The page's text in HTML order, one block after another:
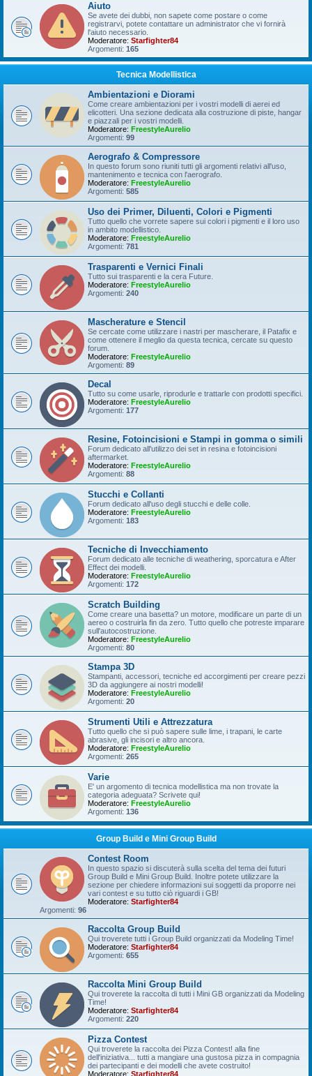
Aiuto
Se avete dei dubbi, non sapete come postare o come
registrarvi, potete contattare un administrator che vi fornirà
l'aiuto necessario.
Moderatore: Starfighter84
Argomenti: 165
Tecnica Modellistica
Ambientazioni e Diorami
Come creare ambientazioni per i vostri modelli di aerei ed
elicotteri. Una sezione dedicata alla costruzione di piste, hangar
e piazzali per i vostri modelli.
Moderatore: FreestyleAurelio
Argomenti: 99
Aerografo & Compressore
In questo forum sono riuniti tutti gli argomenti relativi all'uso,
mantenimento e tecnica con l'aerografo.
Moderatore: FreestyleAurelio
Argomenti: 585
Uso dei Primer, Diluenti, Colori e Pigmenti
Tutto quello che vorrete sapere sui colori i pigmenti e il loro uso
in ambito modellistico.
Moderatore: FreestyleAurelio
Argomenti: 781
Trasparenti e Vernici Finali
Tutto sui trasparenti e la cera Future.
Moderatore: FreestyleAurelio
Argomenti: 240
Mascherature e Stencil
Se cercate come utilizzare i nastri per mascherare, il Patafix e
come ottenere il meglio da questa tecnica, cercate su questo
forum.
Moderatore: FreestyleAurelio
Argomenti: 89
Decal
Tutto su come usarle, riprodurle e trattarle con prodotti specifici.
Moderatore: FreestyleAurelio
Argomenti: 177
Resine, Fotoincisioni e Stampi in gomma o simili
Forum dedicato all'utilizzo dei set in resina e fotoincisioni
aftermarket.
Moderatore: FreestyleAurelio
Argomenti: 88
Stucchi e Collanti
Forum dedicato all'uso degli stucchi e delle colle.
Moderatore: FreestyleAurelio
Argomenti: 183
Tecniche di Invecchiamento
Forum dedicato alle tecniche di weathering, sporcatura e After
Effect dei modelli.
Moderatore: FreestyleAurelio
Argomenti: 172
Scratch Building
Come creare una basetta? un motore, modificare un parte di un
aereo o costruirla fin da zero. Tutto quello che potreste imparare
sull'autocostruzione.
Moderatore: FreestyleAurelio
Argomenti: 80
Stampa 3D
Stampanti, accessori, tecniche ed accorgimenti per creare pezzi
3D da aggiungere ai nostri modelli!
Moderatore: FreestyleAurelio
Argomenti: 20
Strumenti Utili e Attrezzatura
Tutto quello che si può sapere sulle lime, i trapani, le carte
abrasive, gli incisori e altro ancora.
Moderatore: FreestyleAurelio
Argomenti: 265
Varie
E' un argomento di tecnica modellistica ma non trovate la
categoria adeguata? Scrivete qui!
Moderatore: FreestyleAurelio
Argomenti: 136
Group Build e Mini Group Build
Contest Room
In questo spazio si discuterà sulla scelta del tema dei futuri
Group Build e Mini Group Build. Inoltre potete utilizzare la
sezione per chiedere informazioni sui soggetti da proporre nei
vari contest e su tutto ciò riguardi i GB!
Moderatore: Starfighter84
Argomenti: 96
Raccolta Group Build
Qui troverete tutti i Group Build organizzati da Modeling Time!
Moderatore: Starfighter84
Argomenti: 655
Raccolta Mini Group Build
Qui troverete la raccolta di tutti i Mini GB organizzati da Modeling
Time!
Moderatore: Starfighter84
Argomenti: 220
Pizza Contest
Qui troverete la raccolta dei Pizza Contest! alla fine
dell'iniziativa... tutti a mangiare una gustosa pizza in compagnia
dei partecipanti e dei modelli che avete costruito!
Moderatore: Starfighter84